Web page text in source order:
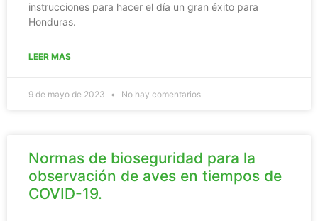
instrucciones para hacer el día un gran éxito para
Honduras.
LEER MAS
9 de mayo de 2023 No hay comentarios
Normas de bioseguridad para la
observación de aves en tiempos de
COVID-19.